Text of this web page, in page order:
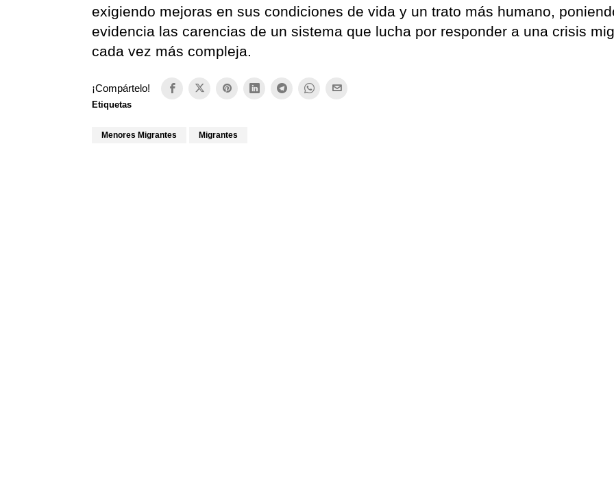
exigiendo mejoras en sus condiciones de vida y un trato más humano,
evidencia las carencias de un sistema que lucha por responder a una crisis
cada vez más compleja.
¡Compártelo!
Etiquetas
Menores Migrantes Migrantes